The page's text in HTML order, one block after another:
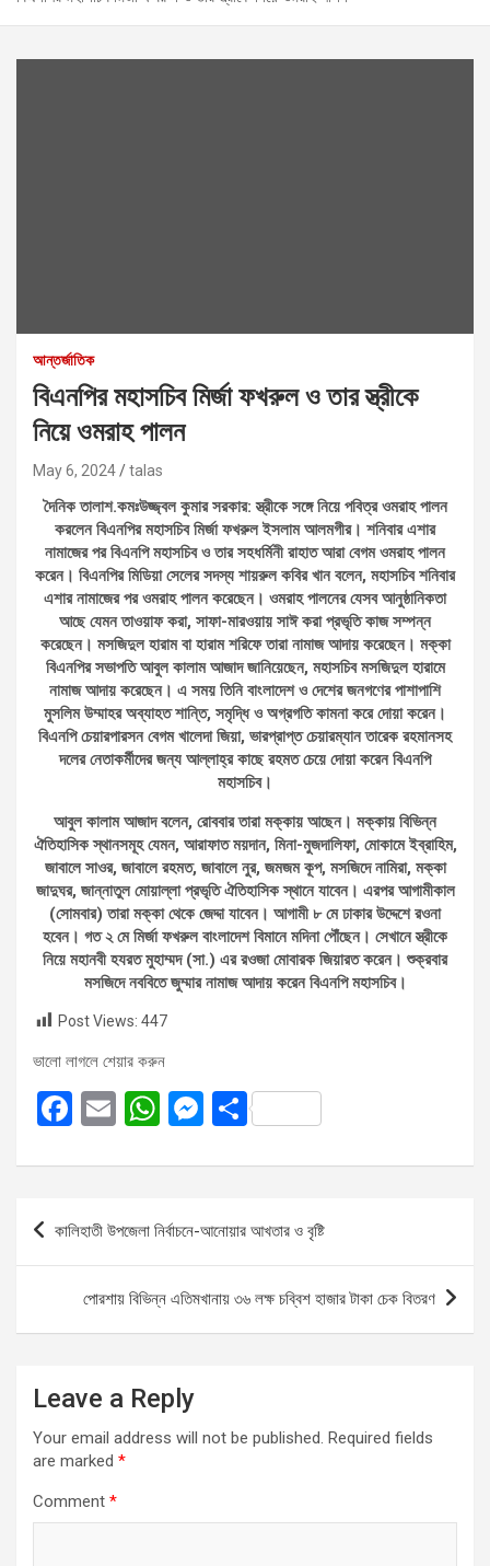
আন্তর্জাতিক
বিএনপির মহাসচিব মির্জা ফখরুল ও তার স্ত্রীকে
নিয়ে ওমরাহ পালন
May 6, 2024 talas
দৈনিক তালাশ.কমঃউজ্জ্বল কুমার সরকার: স্ত্রীকে সঙ্গে নিয়ে পবিত্র ওমরাহ পালন
করলেন বিএনপির মহাসচিব মির্জা ফখরুল ইসলাম আলমগীর। শনিবার এশার
নামাজের পর বিএনপি মহাসচিব ও তার সহধর্মিনী রাহাত আরা বেগম ওমরাহ পালন
করেন। বিএনপির মিডিয়া সেলের সদস্য শায়রুল কবির খান বলেন, মহাসচিব শনিবার
এশার নামাজের পর ওমরাহ পালন করেছেন। ওমরাহ পালনের যেসব আনুষ্ঠানিকতা
আছে যেমন তাওয়াফ করা, সাফা-মারওয়ায় সাঈ করা প্রভৃতি কাজ সম্পন্ন
করেছেন। মসজিদুল হারাম বা হারাম শরিফে তারা নামাজ আদায় করেছেন। মক্কা
বিএনপির সভাপতি আবুল কালাম আজাদ জানিয়েছেন, মহাসচিব মসজিদুল হারামে
নামাজ আদায় করেছেন। এ সময় তিনি বাংলাদেশ ও দেশের জনগণের পাশাপাশি
মুসলিম উম্মাহর অব্যাহত শান্তি, সমৃদ্ধি ও অগ্রগতি কামনা করে দোয়া করেন।
বিএনপি চেয়ারপারসন বেগম খালেদা জিয়া, ভারপ্রাপ্ত চেয়ারম্যান তারেক রহমানসহ
দলের নেতাকর্মীদের জন্য আল্লাহ্‌র কাছে রহমত চেয়ে দোয়া করেন বিএনপি
মহাসচিব।
আবুল কালাম আজাদ বলেন, রোববার তারা মক্কায় আছেন। মক্কায় বিভিন্ন
ঐতিহাসিক স্থানসমূহ যেমন, আরাফাত ময়দান, মিনা-মুজদালিফা, মোকামে ইব্রাহিম,
জাবালে সাওর, জাবালে রহমত, জাবালে নুর, জমজম কূপ, মসজিদে নামিরা, মক্কা
জাদুঘর, জান্নাতুল মোয়াল্লা প্রভৃতি ঐতিহাসিক স্থানে যাবেন। এরপর আগামীকাল
(সোমবার) তারা মক্কা থেকে জেদ্দা যাবেন। আগামী ৮ মে ঢাকার উদ্দেশে রওনা
হবেন। গত ২ মে মির্জা ফখরুল বাংলাদেশ বিমানে মদিনা পৌঁছেন। সেখানে স্ত্রীকে
নিয়ে মহানবী হযরত মুহাম্মদ (সা.) এর রওজা মোবারক জিয়ারত করেন। শুক্রবার
মসজিদে নববিতে জুম্মার নামাজ আদায় করেন বিএনপি মহাসচিব।
Post Views: 447
ভালো লাগলে শেয়ার করুন
F
ce
b
o
o
k
E
ail
W
at
s
A
p
p
M
se
g
er
S
ar
Post
কালিহাতী উপজেলা নির্বাচনে-আনোয়ার আখতার ও বৃষ্টি
পোরশায় বিভিন্ন এতিমখানায় ৩৬ লক্ষ চব্বিশ হাজার টাকা চেক বিতরণ
Leave a Reply
Your email address will not be published. Required fields
are marked *
Comment *